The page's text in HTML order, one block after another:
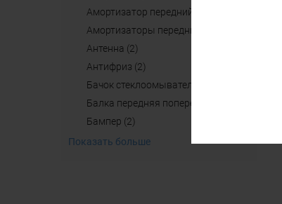
амортизатор передний (2)
амортизаторы передние (2)
антенна (2)
aнтифриз (2)
бачок стеклоомывателя (4)
балка передняя поперечная б/у (2)
бампер (2)
Показать больше